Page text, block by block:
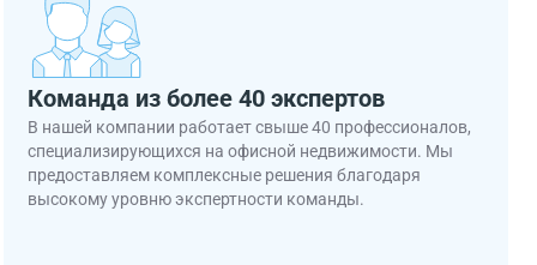
Команда из более 40 экспертов
В нашей компании работает свыше 40 профессионалов,
специализирующихся на офисной недвижимости. Мы
предоставляем комплексные решения благодаря
высокому уровню экспертности команды.